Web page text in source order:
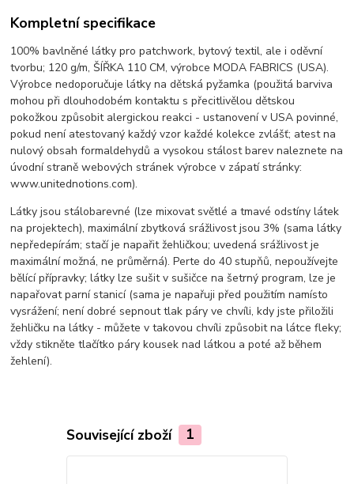
Kompletní specifikace
100% bavlněné látky pro patchwork, bytový textil, ale i oděvní
tvorbu; 120 g/m, ŠÍŘKA 110 CM, výrobce MODA FABRICS (USA).
Výrobce nedoporučuje látky na dětská pyžamka (použitá barviva
mohou při dlouhodobém kontaktu s přecitlivělou dětskou
pokožkou způsobit alergickou reakci - ustanovení v USA povinné,
pokud není atestovaný každý vzor každé kolekce zvlášť; atest na
nulový obsah formaldehydů a vysokou stálost barev naleznete na
úvodní straně webových stránek výrobce v zápatí stránky:
www.unitednotions.com).
Látky jsou stálobarevné (lze mixovat světlé a tmavé odstíny látek
na projektech), maximální zbytková srážlivost jsou 3% (sama látky
nepředepírám; stačí je napařit žehličkou; uvedená srážlivost je
maximální možná, ne průměrná). Perte do 40 stupňů, nepoužívejte
bělící přípravky; látky lze sušit v sušičce na šetrný program, lze je
napařovat parní stanicí (sama je napařuji před použitím namísto
vysrážení; není dobré sepnout tlak páry ve chvíli, kdy jste přiložili
žehličku na látky - můžete v takovou chvíli způsobit na látce fleky;
vždy stikněte tlačítko páry kousek nad látkou a poté až během
žehlení).
Související zboží 1